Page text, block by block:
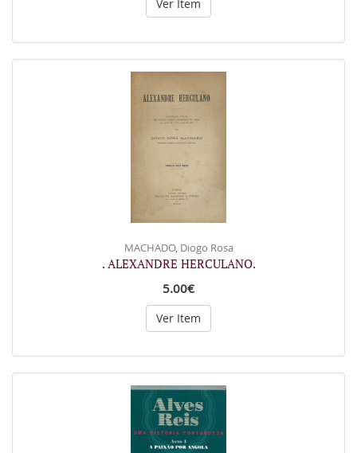
Ver Item
MACHADO, Diogo Rosa
. ALEXANDRE HERCULANO.
5.00€
Ver Item